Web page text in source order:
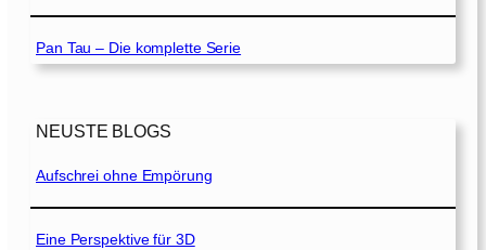
Pan Tau – Die komplette Serie
NEUSTE BLOGS
Aufschrei ohne Empörung
Eine Perspektive für 3D